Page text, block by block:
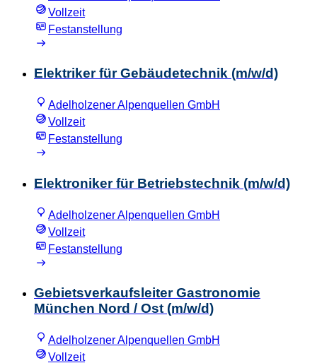
Vollzeit
Festanstellung
Elektriker für Gebäudetechnik (m/w/d)
Adelholzener Alpenquellen GmbH
Vollzeit
Festanstellung
Elektroniker für Betriebstechnik (m/w/d)
Adelholzener Alpenquellen GmbH
Vollzeit
Festanstellung
Gebietsverkaufsleiter Gastronomie
München Nord / Ost (m/w/d)
Adelholzener Alpenquellen GmbH
Vollzeit